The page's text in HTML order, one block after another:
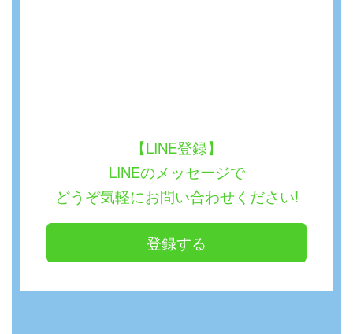
【LINE登録】
LINEのメッセージで
どうぞ気軽にお問い合わせください!
登録する